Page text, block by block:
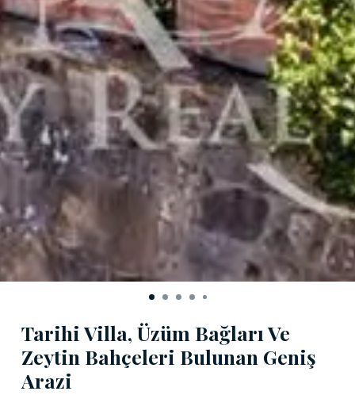
Tarihi Villa, Üzüm Bağları Ve
Zeytin Bahçeleri Bulunan Geniş
Arazi